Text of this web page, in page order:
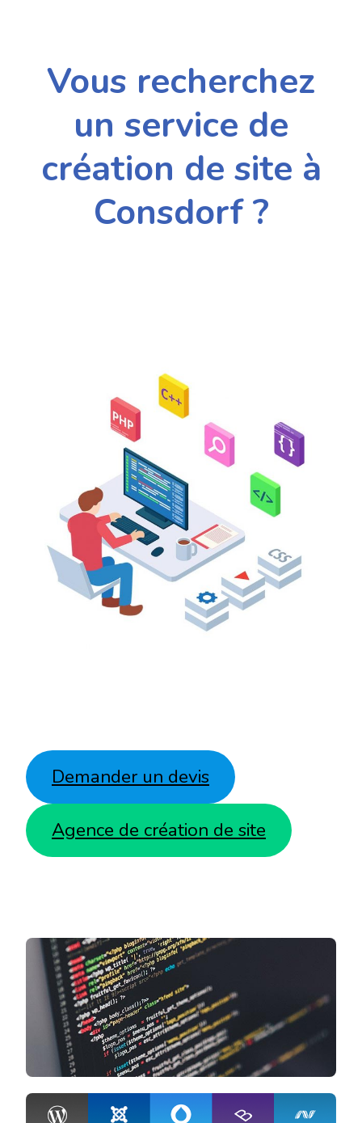
Vous recherchez
un service de
création de site à
Consdorf ?
Demander un devis
Agence de création de site